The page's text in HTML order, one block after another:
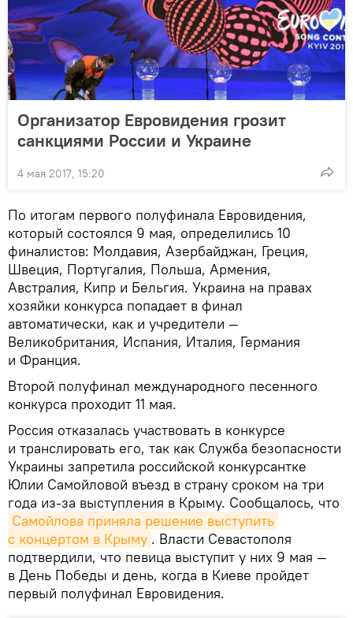
Организатор Евровидения грозит
санкциями России и Украине
4 мая 2017, 15:20
По итогам первого полуфинала Евровидения,
который состоялся 9 мая, определились 10
финалистов: Молдавия, Азербайджан, Греция,
Швеция, Португалия, Польша, Армения,
Австралия, Кипр и Бельгия. Украина на правах
хозяйки конкурса попадает в финал
автоматически, как и учредители —
Великобритания, Испания, Италия, Германия
и Франция.
Второй полуфинал международного песенного
конкурса проходит 11 мая.
Россия отказалась участвовать в конкурсе
и транслировать его, так как Служба безопасности
Украины запретила российской конкурсантке
Юлии Самойловой въезд в страну сроком на три
года из-за выступления в Крыму. Сообщалось, что
Самойлова приняла решение выступить
с концертом в Крыму . Власти Севастополя
подтвердили, что певица выступит у них 9 мая —
в День Победы и день, когда в Киеве пройдет
первый полуфинал Евровидения.